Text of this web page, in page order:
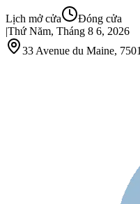
Lịch mở cửa
Đóng cửa
|Thứ Năm, Tháng 8 6, 2026
33 Avenue du Maine,